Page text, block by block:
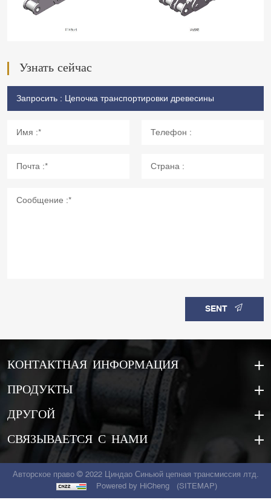
Узнать сейчас
SENT
КОНТАКТНАЯ ИНФОРМАЦИЯ
ПРОДУКТЫ
ДРУГОЙ
СВЯЗЫВАЕТСЯ С НАМИ
Авторское право © 2022 Циндао Синьюй цепная трансмиссия лтд.
Powered by HiCheng
(SITEMAP)